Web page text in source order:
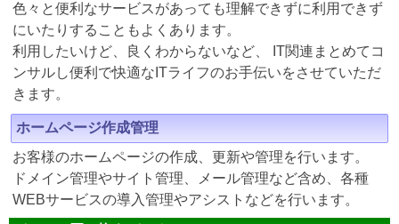
色々と便利なサービスがあっても理解できずに利用できず
にいたりすることもよくあります。
利用したいけど、良くわからないなど、 IT関連まとめてコ
ンサルし便利で快適なITライフのお手伝いをさせていただ
きます。
ホームページ作成管理
お客様のホームページの作成、更新や管理を行います。
ドメイン管理やサイト管理、メール管理など含め、各種
WEBサービスの導入管理やアシストなどを行います。